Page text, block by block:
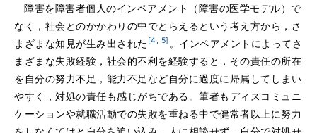
障害を障害者個人のインペアメント（障害の医学モデル）で
なく，社会とのかかわりの中でとらえるという考え方から，さ
まざまな知見が生み出された [4, 5] 。インペアメントによってさ
まざまな失敗経験，社会的不利を経験すると，その責任の所在
を自分の努力不足，能力不足など自分に過度に帰属してしまい
やすく，対処の責任も感じがちである。筆者もディスコミュニ
ケーションや就職活動での失敗を重ねる中で健常者以上に努力